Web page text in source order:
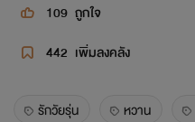
109 ถูกใจ
442 เพิ่มลงคลัง
รักวัยรุ่น หวาน